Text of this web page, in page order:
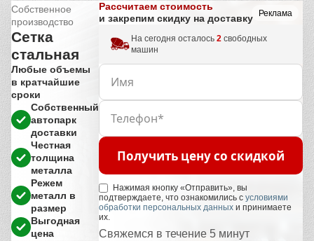
Реклама
Собственное
производство
Сетка
стальная
Любые объемы
в кратчайшие
сроки
Собственный
автопарк
доставки
Честная
толщина
металла
Режем
металл в
размер
Выгодная
цена
Рассчитаем стоимость
и закрепим скидку на доставку
На сегодня осталось 2 свободных
машин
Получить цену со скидкой
Нажимая кнопку «Отправить», вы
подтверждаете, что ознакомились с условиями
обработки персональных данных и принимаете
их.
Свяжемся в течение 5 минут